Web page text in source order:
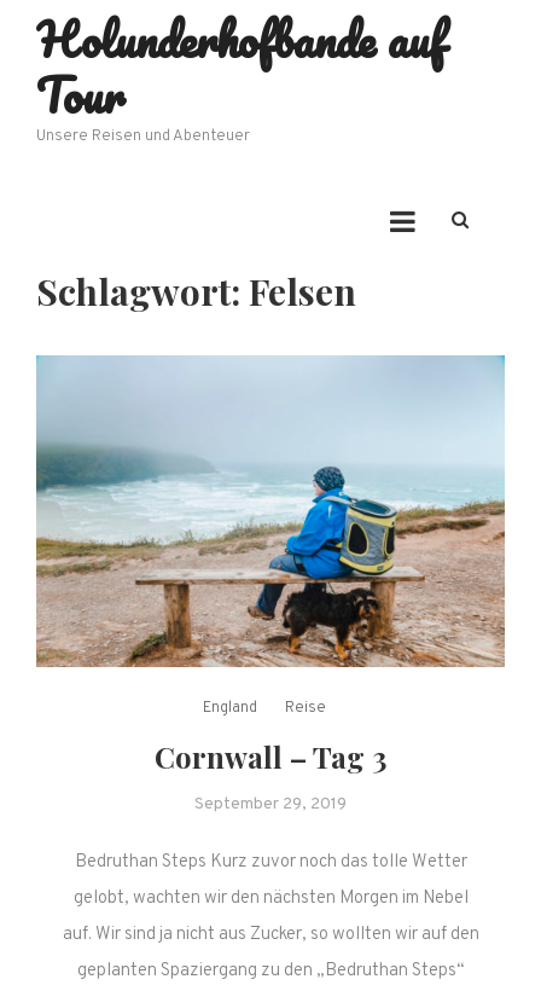
content
Holunderhofbande auf
Tour
Unsere Reisen und Abenteuer
Schlagwort: Felsen
England Reise
Cornwall – Tag 3
September 29, 2019
Bedruthan Steps Kurz zuvor noch das tolle Wetter
gelobt, wachten wir den nächsten Morgen im Nebel
auf. Wir sind ja nicht aus Zucker, so wollten wir auf den
geplanten Spaziergang zu den „Bedruthan Steps“